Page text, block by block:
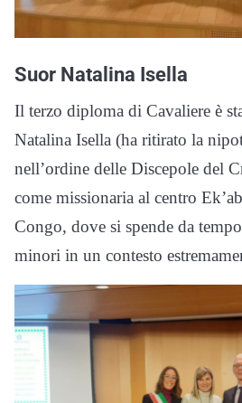
Suor Natalina Isella
Il terzo diploma di Cavaliere è
Natalina Isella (ha ritirato la
nell’ordine delle Discepole del
come missionaria al centro
Congo, dove si spende da
minori in un contesto